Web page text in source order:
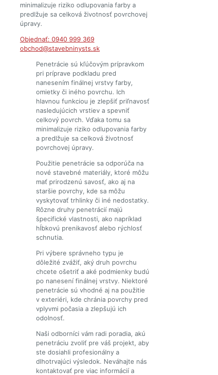
minimalizuje riziko odlupovania farby a
predlžuje sa celková životnosť povrchovej
úpravy.
Objednať: 0940 999 369
obchod@stavebninysts.sk
Penetrácie sú kľúčovým prípravkom
pri príprave podkladu pred
nanesením finálnej vrstvy farby,
omietky či iného povrchu. Ich
hlavnou funkciou je zlepšiť priľnavosť
nasledujúcich vrstiev a spevniť
celkový povrch. Vďaka tomu sa
minimalizuje riziko odlupovania farby
a predlžuje sa celková životnosť
povrchovej úpravy.
Použitie penetrácie sa odporúča na
nové stavebné materiály, ktoré môžu
mať prirodzenú savosť, ako aj na
staršie povrchy, kde sa môžu
vyskytovať trhlinky či iné nedostatky.
Rôzne druhy penetrácií majú
špecifické vlastnosti, ako napríklad
hĺbkovú prenikavosť alebo rýchlosť
schnutia.
Pri výbere správneho typu je
dôležité zvážiť, aký druh povrchu
chcete ošetriť a aké podmienky budú
po nanesení finálnej vrstvy. Niektoré
penetrácie sú vhodné aj na použitie
v exteriéri, kde chránia povrchy pred
vplyvmi počasia a zlepšujú ich
odolnosť.
Naši odborníci vám radi poradia, akú
penetráciu zvoliť pre váš projekt, aby
ste dosiahli profesionálny a
dlhotrvajúci výsledok. Neváhajte nás
kontaktovať pre viac informácií a